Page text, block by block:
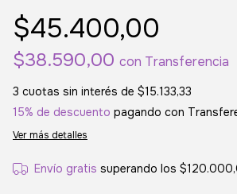
$45.400,00
$38.590,00 con Transferencia
3 cuotas sin interés de $15.133,33
15% de descuento pagando con
Ver más detalles
Envío gratis superando los